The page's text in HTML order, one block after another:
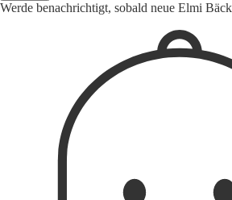
Werde benachrichtigt, sobald neue Elmi